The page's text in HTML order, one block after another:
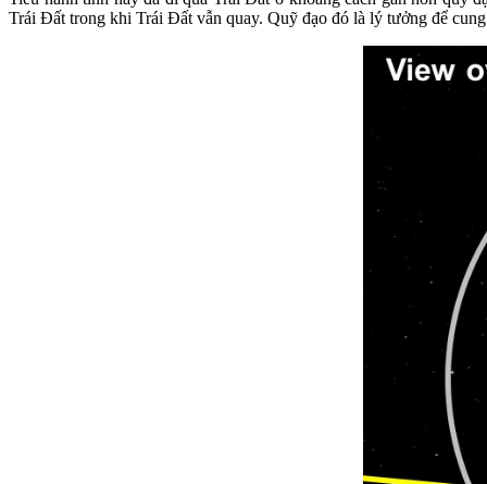
Trái Đất trong khi Trái Đất vẫn quay. Quỹ đạo đó là lý tưởng để